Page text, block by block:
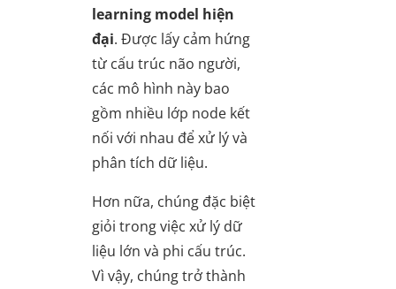
learning model hiện
đại. Được lấy cảm hứng
từ cấu trúc não người,
các mô hình này bao
gồm nhiều lớp node kết
nối với nhau để xử lý và
phân tích dữ liệu.
Hơn nữa, chúng đặc biệt
giỏi trong việc xử lý dữ
liệu lớn và phi cấu trúc.
Vì vậy, chúng trở thành